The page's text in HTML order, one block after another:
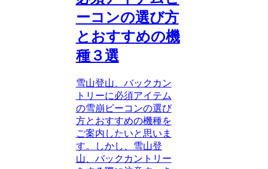
ーコンの選び方
とおすすめの機
種３選
雪山登山、バックカン
トリーに必須アイテム
の雪崩ビーコンの選び
方とおすすめの機種を
ご案内したいと思いま
す。しかし、雪山登
山、バックカントリー